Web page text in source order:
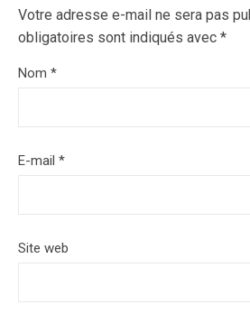
Votre adresse e-mail ne sera pas
obligatoires sont indiqués avec *
Nom *
E-mail *
Site web